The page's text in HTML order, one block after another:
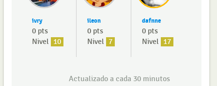
ivry
0 pts
Nivel 10
ileon
0 pts
Nivel 7
dafnne
0 pts
Nivel 17
Actualizado a cada 30 minutos